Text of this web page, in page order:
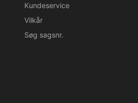
Kundeservice
Vilkår
Søg sagsnr.